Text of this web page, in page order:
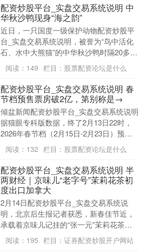
配资炒股平台_实盘交易系统说明 中
华秋沙鸭现身“海之韵”
近日，一只国度一级保护动物配资炒股平
台_实盘交易系统说明，被誉为“鸟中活化
石、水中大熊猫”的中华秋沙鸭时隔20多年
再次现身大连海之韵公园隔壁海域。据大
连野纯真植....
阅读： 149 栏目： 股票配资论坛是什么
配资炒股平台_实盘交易系统说明 春
节档预售票房破2亿，第别称是→
倾盆新闻配资炒股平台_实盘交易系统说明
据猫眼专科版数据，终了2月13日22时，
2026年春节档（2月15日-2月23日）预售
总票房破2亿。 《奔突东谈主生3》....
阅读： 132 栏目： 股票配资论坛是什么
配资炒股平台_实盘交易系统说明 半
两财经｜京味儿“老字号”茉莉花茶初
度出口加拿大
2月14日配资炒股平台_实盘交易系统说
明，北京后生报记者获悉，新春佳节近，
承载着京味儿记挂的“张一元”茉莉花茶以
自主品牌体式初度出海。4500余斤，价值
10余万....
阅读： 195 栏目： 证券配资炒股开户网站